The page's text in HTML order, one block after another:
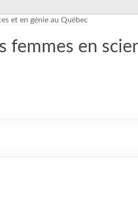
femmes en